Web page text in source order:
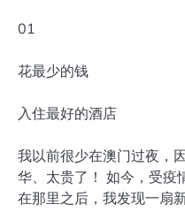
01
花最少的钱
入住最好的酒店
我以前很少在澳门过夜，
华、太贵了！ 如今，受疫
在那里之后，我发现一扇